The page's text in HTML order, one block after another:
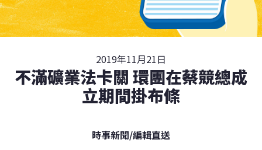
2019年11月21日
不滿礦業法卡關 環團在蔡競總成
立期間掛布條
時事新聞/編輯直送